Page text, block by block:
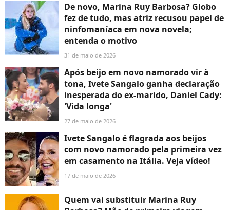
De novo, Marina Ruy Barbosa? Globo
fez de tudo, mas atriz recusou papel de
ninfomaníaca em nova novela;
entenda o motivo
31 de maio de 2026
Após beijo em novo namorado vir à
tona, Ivete Sangalo ganha declaração
inesperada do ex-marido, Daniel Cady:
'Vida longa'
27 de maio de 2026
Ivete Sangalo é flagrada aos beijos
com novo namorado pela primeira vez
em casamento na Itália. Veja vídeo!
17 de maio de 2026
Quem vai substituir Marina Ruy